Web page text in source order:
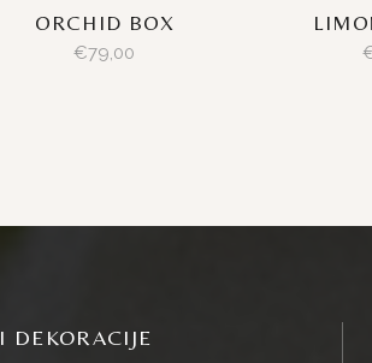
ORCHID BOX
€79,00
DEKORACIJE